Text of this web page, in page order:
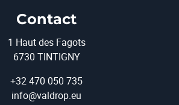
Contact
1 Haut des Fagots
6730 TINTIGNY
+32 470 050 735
info@valdrop.eu